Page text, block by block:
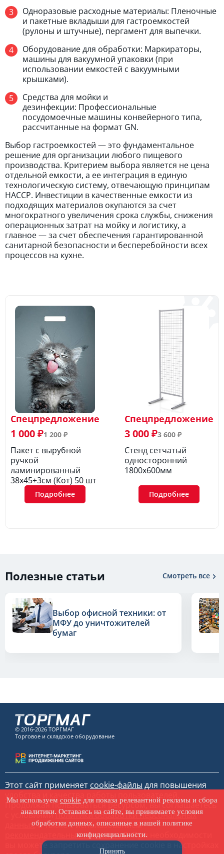
Одноразовые расходные материалы: Пленочные
и пакетные вкладыши для гастроемкостей
(рулоны и штучные), пергамент для выпечки.
Оборудование для обработки: Маркираторы,
машины для вакуумной упаковки (при
использовании емкостей с вакуумными
крышками).
Средства для мойки и
дезинфекции: Профессиональные
посудомоечные машины конвейерного типа,
рассчитанные на формат GN.
Выбор гастроемкостей — это фундаментальное
решение для организации любого пищевого
производства. Критерием выбора является не цена
отдельной емкости, а ее интеграция в единую
технологическую систему, отвечающую принципам
HACCP. Инвестиции в качественные емкости из
подходящих материалов окупаются за счет
многократного увеличения срока службы, снижения
операционных затрат на мойку и логистику, а
главное — за счет обеспечения гарантированной
санитарной безопасности и бесперебойности всех
процессов на кухне.
Спецпредложение
1 000 ₽1 200 ₽
Пакет с вырубной
ручкой
ламинированный
38х45+3см (Кот) 50 шт
Подробнее
Спецпредложение
3 000 ₽3 600 ₽
Стенд сетчатый
односторонний
1800х600мм
Подробнее
Полезные статьи Смотреть все
Выбор офисной техники: от
МФУ до уничтожителей
бумаг
© 2016-2026 ТОРГМАГ
Торговое и складское оборудование
Этот сайт применяет cookie-файлы для повышения
удобства и качества работы пользователей.
Продолжая пользоваться ресурсом, вы соглашаетесь
с условиямиполитики обработки персональных
данных, а также с использованием
рекомендательных технологий. При необходимости
вы можете запретить сохранение cookie в настройках
Мы используем cookie для показа релевантной рекламы и сбора
аналитики. Оставаясь на сайте, вы принимаете условия
обработки данных, описанные в нашей политике
конфиденциальности.
Принять